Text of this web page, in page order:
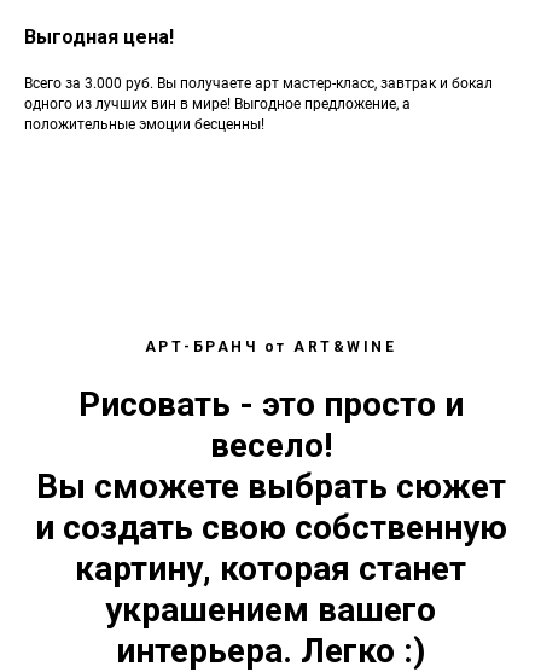
Выгодная цена!
Всего за 3.000 руб. Вы получаете арт мастер-класс, завтрак и бокал
одного из лучших вин в мире! Выгодное предложение, а
положительные эмоции бесценны!
АРТ-БРАНЧ от ART&WINE
Рисовать - это просто и
весело!
Вы сможете выбрать сюжет
и создать свою собственную
картину, которая станет
украшением вашего
интерьера. Легко :)